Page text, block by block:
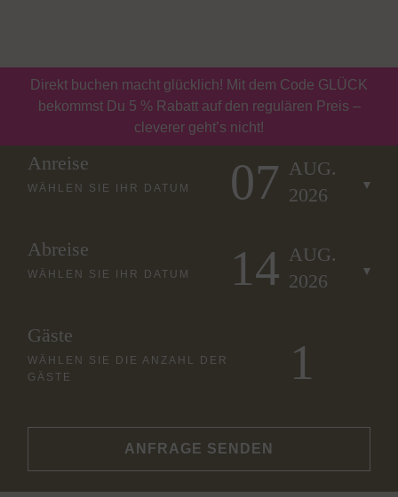
Direkt buchen macht glücklich! Mit dem Code GLÜCK
bekommst Du 5 % Rabatt auf den regulären Preis –
cleverer geht’s nicht!
Anreise
WÄHLEN SIE IHR DATUM 07 AUG.
2026
Abreise
WÄHLEN SIE IHR DATUM 14 AUG.
2026
Gäste
WÄHLEN SIE DIE ANZAHL DER
GÄSTE
ANFRAGE SENDEN